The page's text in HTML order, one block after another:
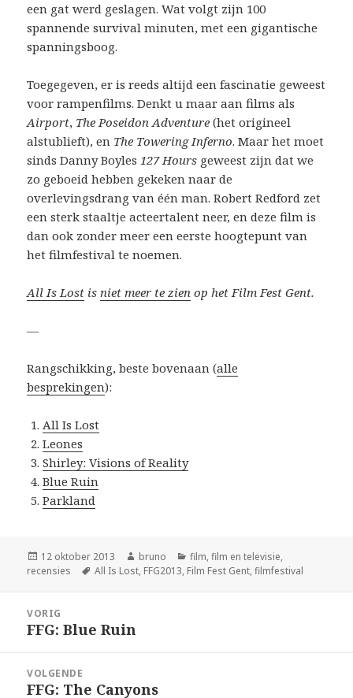
een gat werd geslagen. Wat volgt zijn 100
spannende survival minuten, met een gigantische
spanningsboog.
Toegegeven, er is reeds altijd een fascinatie geweest
voor rampenfilms. Denkt u maar aan films als
Airport, The Poseidon Adventure (het origineel
alstublieft), en The Towering Inferno. Maar het moet
sinds Danny Boyles 127 Hours geweest zijn dat we
zo geboeid hebben gekeken naar de
overlevingsdrang van één man. Robert Redford zet
een sterk staaltje acteertalent neer, en deze film is
dan ook zonder meer een eerste hoogtepunt van
het filmfestival te noemen.
All Is Lost is niet meer te zien op het Film Fest Gent.
—
Rangschikking, beste bovenaan (alle
besprekingen):
All Is Lost
Leones
Shirley: Visions of Reality
Blue Ruin
Parkland
Geplaatst
op
12 oktober 2013 Auteur
bruno Categorieën
film,film en televisie,
recensies
Tags
All Is Lost, FFG2013, Film Fest Gent,filmfestival
navigatie
VORIG
Vorig
FFG: Blue Ruin
VOLGENDE
Volgend
FFG: The Canyons